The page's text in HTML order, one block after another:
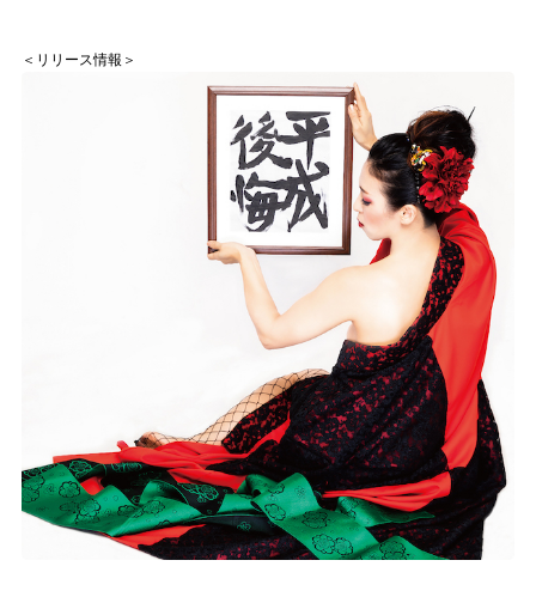
＜リリース情報＞